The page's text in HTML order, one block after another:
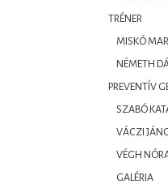
TRÉNER
MISKÓ
NÉMETH
PREVENTÍV
SZABÓ
VÁCZI
VÉGH
GALÉRIA